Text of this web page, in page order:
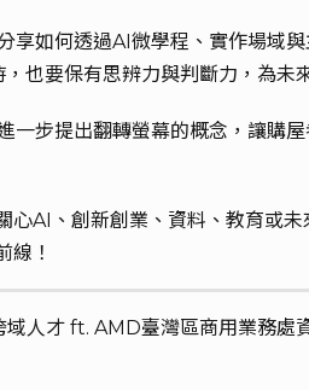
享如何透過AI微學程、實作場域
也要保有思辨力與判斷力，為未
步提出翻轉螢幕的概念，讓購
心AI、創新創業、資料、教育或
線！
人才 ft. AMD臺灣區商用業務處